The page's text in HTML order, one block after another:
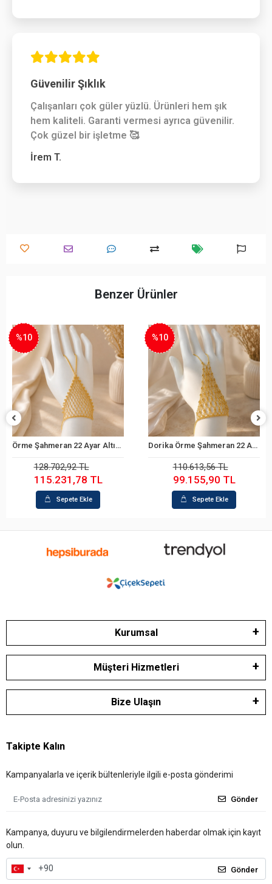
Güvenilir Şıklık
Çalışanları çok güler yüzlü. Ürünleri hem şık
hem kaliteli. Garanti vermesi ayrıca güvenilir.
Çok güzel bir işletme 🥰
İrem T.
Benzer Ürünler
Sepete Ekle
Örme Şahmeran 22 Ayar Altın Bileklik
%10
128.702,92 TL
115.231,78 TL
Sepete Ekle
Sepete Ekle
Dorika Örme Şahmeran 22 Ayar Altın Bileklik
%10
110.613,56 TL
99.155,90 TL
Sepete Ekle
Kurumsal
Müşteri Hizmetleri
Bize Ulaşın
Takipte Kalın
Kampanyalarla ve içerik bültenleriyle ilgili e-posta gönderimi
Gönder
Kampanya, duyuru ve bilgilendirmelerden haberdar olmak için kayıt
olun.
Gönder